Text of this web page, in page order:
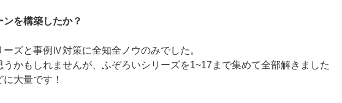
を構築したか？
ズと事例Ⅳ対策に全知全ノウのみでした。
うかもしれませんが、ふぞろいシリーズを1~17まで集めて全部解きました
大量です！